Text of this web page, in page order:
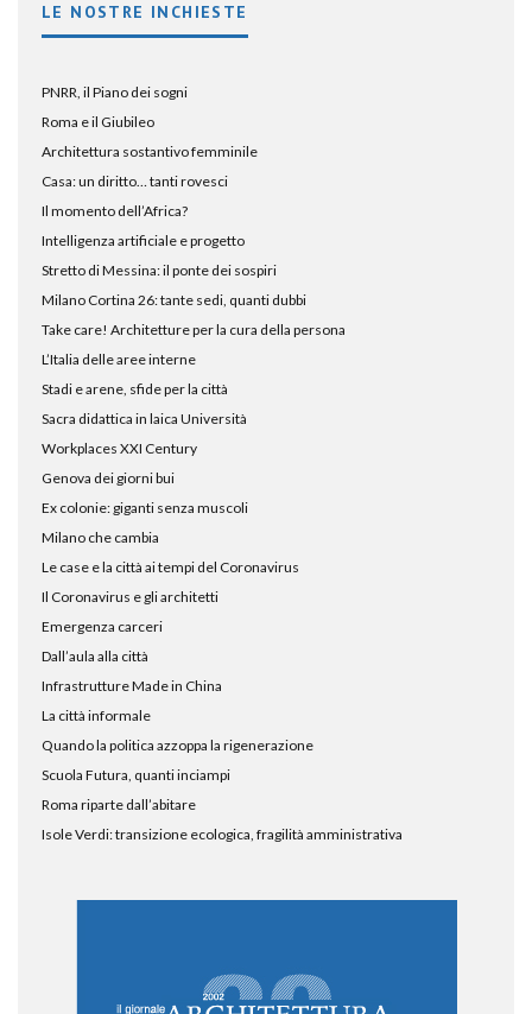
LE NOSTRE INCHIESTE
PNRR, il Piano dei sogni
Roma e il Giubileo
Architettura sostantivo femminile
Casa: un diritto… tanti rovesci
Il momento dell’Africa?
Intelligenza artificiale e progetto
Stretto di Messina: il ponte dei sospiri
Milano Cortina 26: tante sedi, quanti dubbi
Take care! Architetture per la cura della persona
L’Italia delle aree interne
Stadi e arene, sfide per la città
Sacra didattica in laica Università
Workplaces XXI Century
Genova dei giorni bui
Ex colonie: giganti senza muscoli
Milano che cambia
Le case e la città ai tempi del Coronavirus
Il Coronavirus e gli architetti
Emergenza carceri
Dall’aula alla città
Infrastrutture Made in China
La città informale
Quando la politica azzoppa la rigenerazione
Scuola Futura, quanti inciampi
Roma riparte dall’abitare
Isole Verdi: transizione ecologica, fragilità amministrativa